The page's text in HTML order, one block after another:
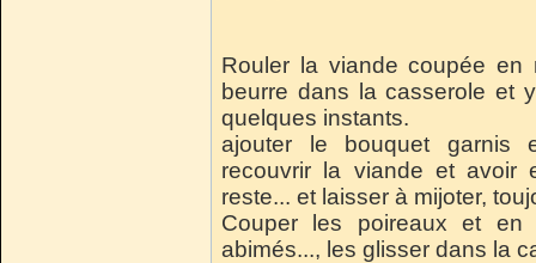
Rouler la viande coupée en
beurre dans la casserole et
quelques instants.
ajouter le bouquet garnis
recouvrir la viande et avoir
reste... et laisser à mijoter,
Couper les poireaux et
abimés..., les glisser dans la